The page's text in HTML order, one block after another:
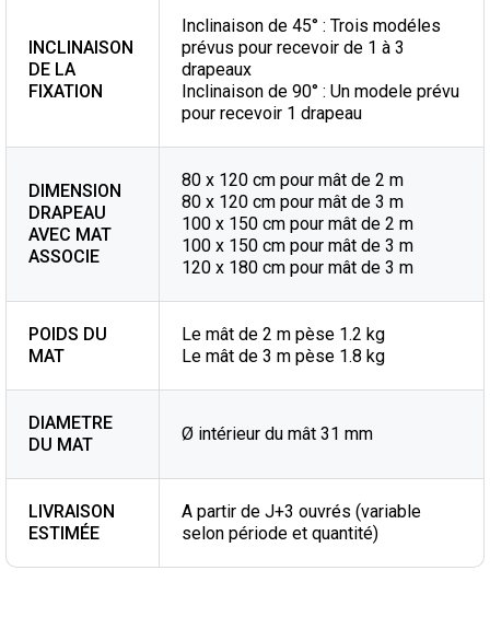
INCLINAISON
DE LA
FIXATION
Inclinaison de 45° : Trois modéles
prévus pour recevoir de 1 à 3
drapeaux
Inclinaison de 90° : Un modele prévu
pour recevoir 1 drapeau
DIMENSION
DRAPEAU
AVEC MAT
ASSOCIE
80 x 120 cm pour mât de 2 m
80 x 120 cm pour mât de 3 m
100 x 150 cm pour mât de 2 m
100 x 150 cm pour mât de 3 m
120 x 180 cm pour mât de 3 m
POIDS DU
MAT
Le mât de 2 m pèse 1.2 kg
Le mât de 3 m pèse 1.8 kg
DIAMETRE
DU MAT
Ø intérieur du mât 31 mm
LIVRAISON
ESTIMÉE
A partir de J+3 ouvrés (variable
selon période et quantité)